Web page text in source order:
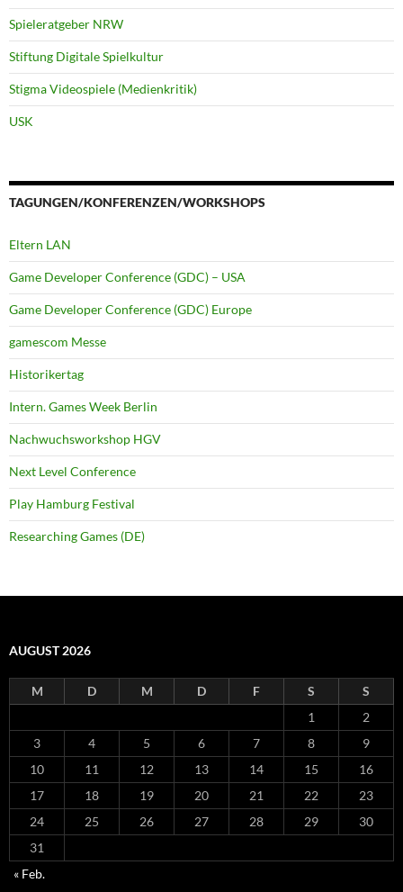
Spieleratgeber NRW
Stiftung Digitale Spielkultur
Stigma Videospiele (Medienkritik)
USK
TAGUNGEN/KONFERENZEN/WORKSHOPS
Eltern LAN
Game Developer Conference (GDC) – USA
Game Developer Conference (GDC) Europe
gamescom Messe
Historikertag
Intern. Games Week Berlin
Nachwuchsworkshop HGV
Next Level Conference
Play Hamburg Festival
Researching Games (DE)
AUGUST 2026
M D M D F S
S
1
2
3
4 5 6 7 8
9
10
11 12 13 14 15
16
17
18 19 20 21 22
23
24
25 26 27 28 29
30
31
« Feb.